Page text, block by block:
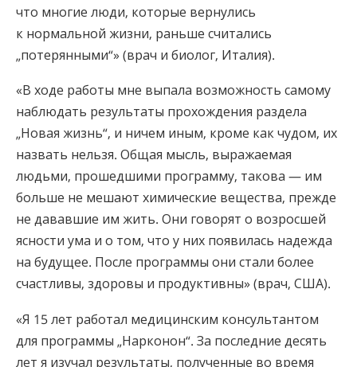
что многие люди, которые вернулись
к нормальной жизни, раньше считались
„потерянными“» (врач и биолог, Италия).
«В ходе работы мне выпала возможность самому
наблюдать результаты прохождения раздела
„Новая жизнь“, и ничем иным, кроме как чудом, их
назвать нельзя. Общая мысль, выражаемая
людьми, прошедшими программу, такова — им
больше не мешают химические вещества, прежде
не дававшие им жить. Они говорят о возросшей
ясности ума и о том, что у них появилась надежда
на будущее. После программы они стали более
счастливы, здоровы и продуктивны» (врач, США).
«Я 15 лет работал медицинским консультантом
для программы „Нарконон“. За последние десять
лет я изучал результаты, полученные во время